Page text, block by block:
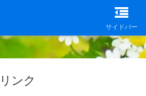
サイドバー
ンク